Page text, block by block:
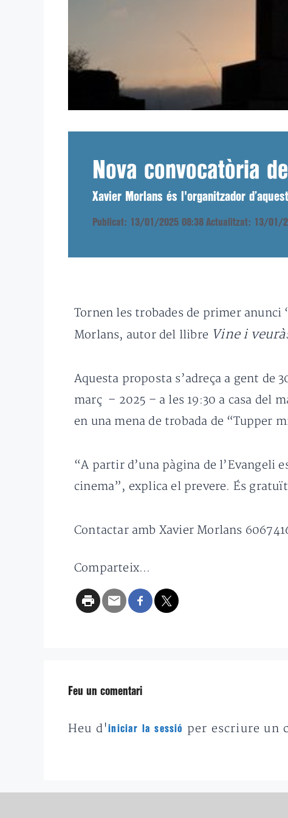
Nova convocatòria
Xavier Morlans és l'organitzador
Publicat: 13/01/2025 08:38 Actualitzat: 13/01/
Tornen les trobades de primer
Morlans, autor del llibre Vine i
Aquesta proposta s’adreça a gent de
març – 2025 – a les 19:30 a casa del
en una mena de trobada de “Tupper
“A partir d’una pàgina de l’Evangeli
cinema”, explica el prevere. És
Contactar amb Xavier Morlans
Comparteix...
Feu un comentari
Heu d'iniciar la sessió per escriure un